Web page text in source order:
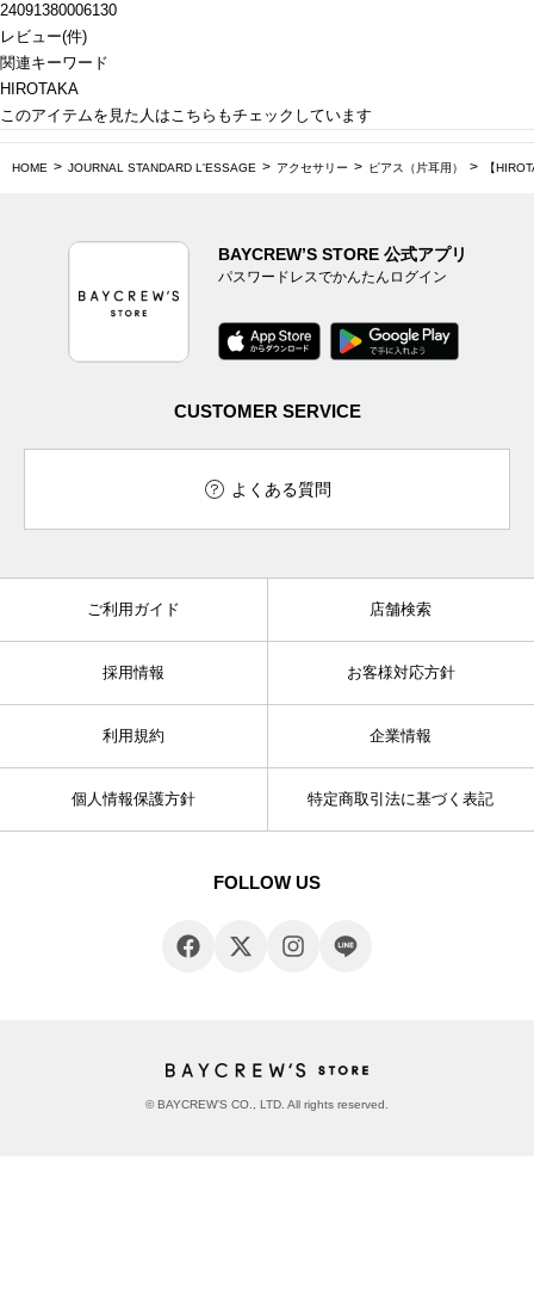
24091380006130
レビュー(件)
関連キーワード
HIROTAKA
このアイテムを見た人はこちらもチェックしています
HOME JOURNAL STANDARD L'ESSAGE アクセサリー ピアス（片耳用） 【
BAYCREW’S STORE 公式アプリ
パスワードレスでかんたんログイン
CUSTOMER SERVICE
よくある質問
ご利用ガイド 店舗検索
採用情報 お客様対応方針
利用規約 企業情報
個人情報保護方針 特定商取引法に基づく表記
FOLLOW US
© BAYCREW’S CO., LTD. All rights reserved.